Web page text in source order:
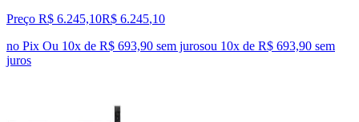
Preço R$ 6.245,10R$ 6.245,10
no Pix Ou 10x de R$ 693,90 sem jurosou 10x de R$ 693,90 sem
juros